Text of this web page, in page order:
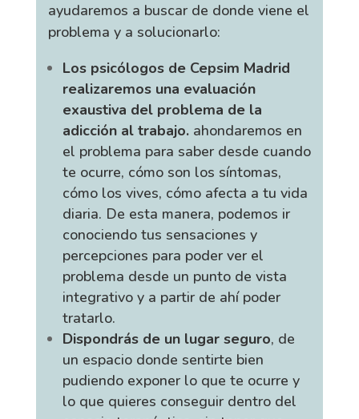
ayudaremos a buscar de donde viene el
problema y a solucionarlo:
Los psicólogos de Cepsim Madrid
realizaremos una evaluación
exaustiva del problema de la
adicción al trabajo.ahondaremos en
el problema para saber desde cuando
te ocurre, cómo son los síntomas,
cómo los vives, cómo afecta a tu vida
diaria. De esta manera, podemos ir
conociendo tus sensaciones y
percepciones para poder ver el
problema desde un punto de vista
integrativo y a partir de ahí poder
tratarlo.
Dispondrás de un lugar seguro, de
un espacio donde sentirte bien
pudiendo exponer lo que te ocurre y
lo que quieres conseguir dentro del